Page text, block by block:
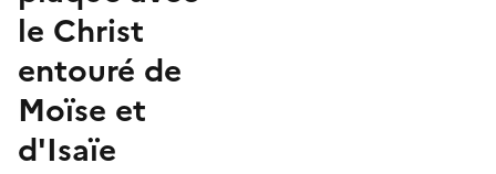
le Christ
entouré de
Moïse et
d'Isaïe